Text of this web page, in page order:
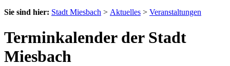
Sie sind hier: Stadt Miesbach > Aktuelles > Veranstaltungen
Terminkalender der Stadt
Miesbach